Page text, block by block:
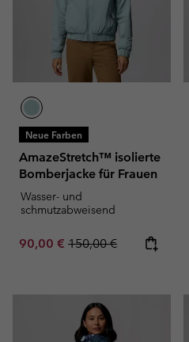
Neue Farben
AmazeStretch™ isolierte
Bomberjacke für Frauen
Wasser- und
schmutzabweisend
Sale price:
90,00 € Regular price:
150,00 €